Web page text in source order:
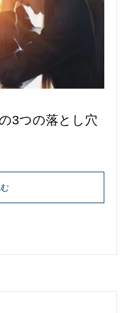
3つの落とし穴